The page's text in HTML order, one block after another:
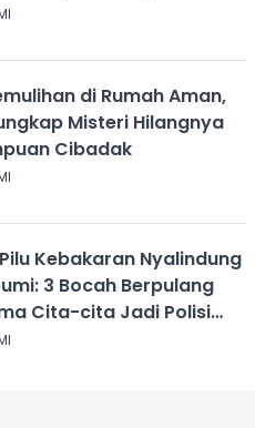
di Rumah Aman,
Misteri Hilangnya
Cibadak
Kebakaran Nyalindung
3 Bocah Berpulang
Cita-cita Jadi Polisi